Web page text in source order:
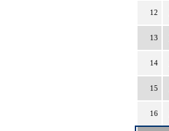
12
13
14
15
16